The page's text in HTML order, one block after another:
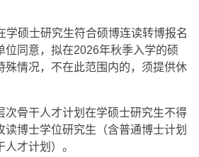
学硕士研究生符合硕博连读转博报名
位同意，拟在2026年秋季入学的硕
殊情况，不在此范围内的，须提供休
次骨干人才计划在学硕士研究生不得
读博士学位研究生（含普通博士计划
才计划）。